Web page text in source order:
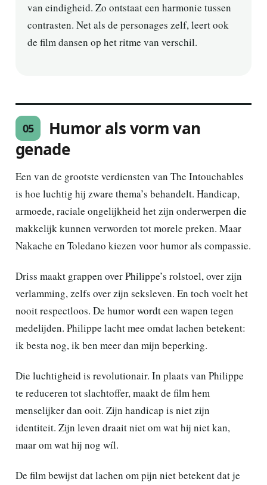
van eindigheid. Zo ontstaat een harmonie tussen
contrasten. Net als de personages zelf, leert ook
de film dansen op het ritme van verschil.
05
Humor als vorm van
genade
Een van de grootste verdiensten van The Intouchables
is hoe luchtig hij zware thema’s behandelt. Handicap,
armoede, raciale ongelijkheid het zijn onderwerpen die
makkelijk kunnen verworden tot morele preken. Maar
Nakache en Toledano kiezen voor humor als compassie.
Driss maakt grappen over Philippe’s rolstoel, over zijn
verlamming, zelfs over zijn seksleven. En toch voelt het
nooit respectloos. De humor wordt een wapen tegen
medelijden. Philippe lacht mee omdat lachen betekent:
ik besta nog, ik ben meer dan mijn beperking.
Die luchtigheid is revolutionair. In plaats van Philippe
te reduceren tot slachtoffer, maakt de film hem
menselijker dan ooit. Zijn handicap is niet zijn
identiteit. Zijn leven draait niet om wat hij niet kan,
maar om wat hij nog wíl.
De film bewijst dat lachen om pijn niet betekent dat je